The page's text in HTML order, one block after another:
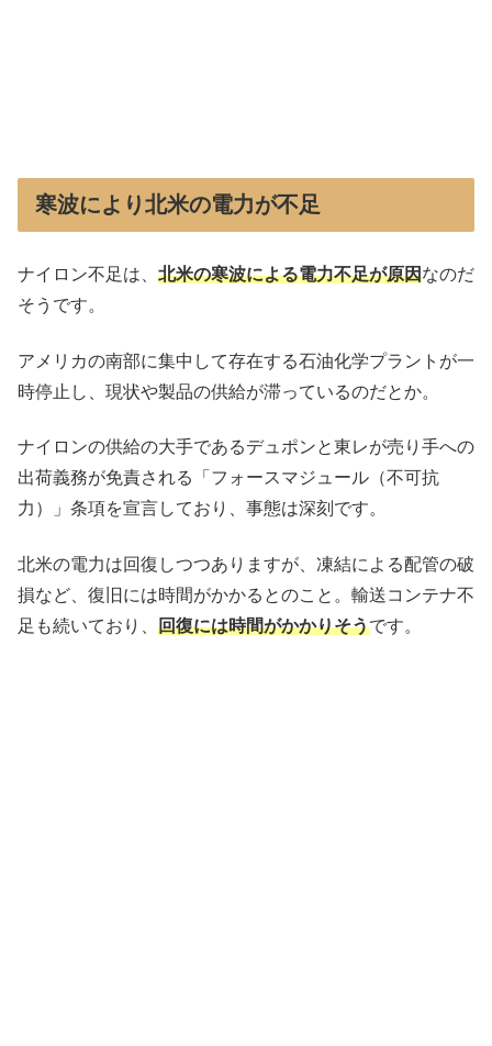
寒波により北米の電力が不足
ナイロン不足は、 北米の寒波による電力不足が原因なのだ
そうです。
アメリカの南部に集中して存在する石油化学プラントが一
時停止し、現状や製品の供給が滞っているのだとか。
ナイロンの供給の大手であるデュポンと東レが売り手への
出荷義務が免責される「フォースマジュール（不可抗
力）」条項を宣言しており、事態は深刻です。
北米の電力は回復しつつありますが、凍結による配管の破
損など、復旧には時間がかかるとのこと。輸送コンテナ不
足も続いており、 回復には時間がかかりそうです。